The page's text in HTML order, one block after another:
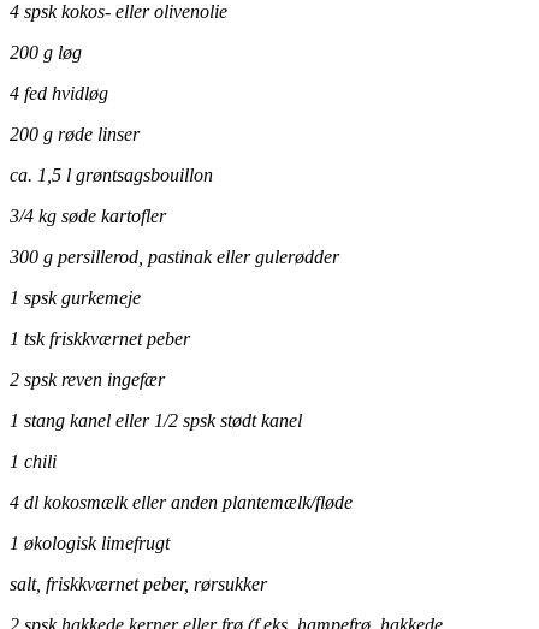
4 spsk kokos- eller olivenolie
200 g løg
4 fed hvidløg
200 g røde linser
ca. 1,5 l grøntsagsbouillon
3/4 kg søde kartofler
300 g persillerod, pastinak eller gulerødder
1 spsk gurkemeje
1 tsk friskkværnet peber
2 spsk reven ingefær
1 stang kanel eller 1/2 spsk stødt kanel
1 chili
4 dl kokosmælk eller anden plantemælk/fløde
1 økologisk limefrugt
salt, friskkværnet peber, rørsukker